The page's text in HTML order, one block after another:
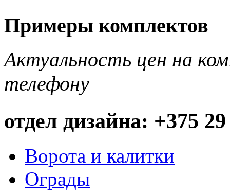
Примеры комплектов
Актуальность цен на
телефону
отдел дизайна: +375
Ворота и калитки
Ограды